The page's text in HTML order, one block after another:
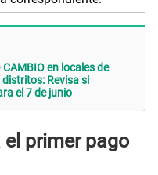
en locales de
Revisa si
el 7 de junio
el primer pago